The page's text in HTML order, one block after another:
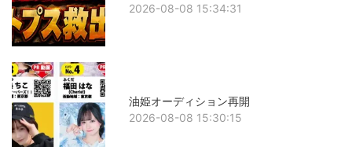
2026-08-08 15:34:31
油姫オーディション再開
2026-08-08 15:30:15